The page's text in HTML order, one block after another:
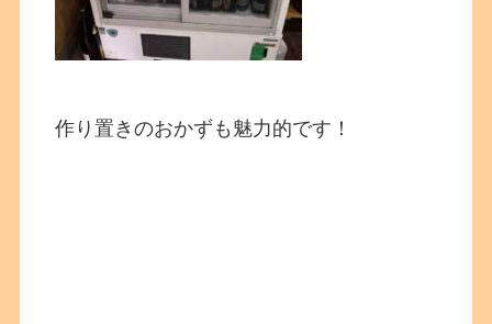
作り置きのおかずも魅力的です！